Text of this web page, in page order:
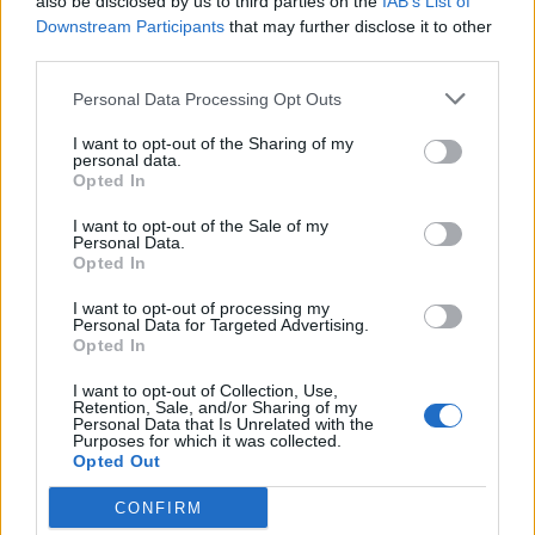
Downstream Participants that may further disclose it to other
Personal Data Processing Opt Outs
I want to opt-out of the Sharing of my
personal data.
Opted In
I want to opt-out of the Sale of my
Personal Data.
Opted In
I want to opt-out of processing my
Personal Data for Targeted Advertising.
Opted In
I want to opt-out of Collection, Use,
Retention, Sale, and/or Sharing of my
Personal Data that Is Unrelated with the
Purposes for which it was collected.
Opted Out
CONFIRM
i příbramský starosta Mgr. Jan Konvalinka, který při zahájení
Sanaci bývalé deponie toxického odpadu po STS Příbram. Je
také již domluvena Valná hromada Svazku pro vodovody